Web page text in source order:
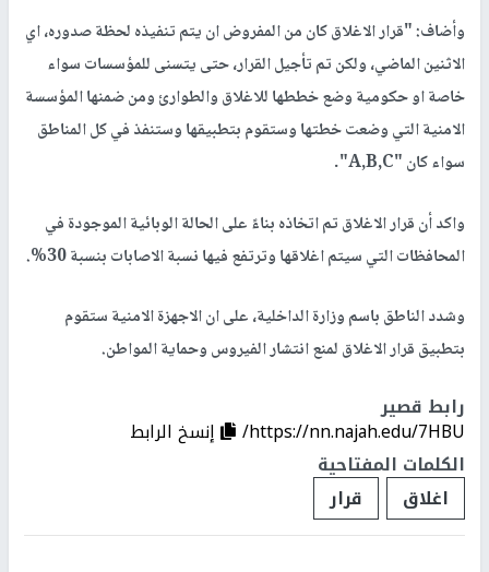
وأضاف: "قرار الاغلاق كان من المفروض ان يتم تنفيذه لحظة صدوره، اي
الاثنين الماضي، ولكن تم تأجيل القرار، حتى يتسنى للمؤسسات سواء
خاصة او حكومية وضع خططها للاغلاق والطوارئ ومن ضمنها المؤسسة
الامنية التي وضعت خطتها وستقوم بتطبيقها وستنفذ في كل المناطق
سواء كان "A,B,C".
واكد أن قرار الاغلاق تم اتخاذه بناءً على الحالة الوبائية الموجودة في
المحافظات التي سيتم اغلاقها وترتفع فيها نسبة الاصابات بنسبة 30%.
وشدد الناطق باسم وزارة الداخلية، على ان الاجهزة الامنية ستقوم
بتطبيق قرار الاغلاق لمنع انتشار الفيروس وحماية المواطن.
رابط قصير
https://nn.najah.edu/7HBU/
إنسخ الرابط
الكلمات المفتاحية
اغلاق
قرار